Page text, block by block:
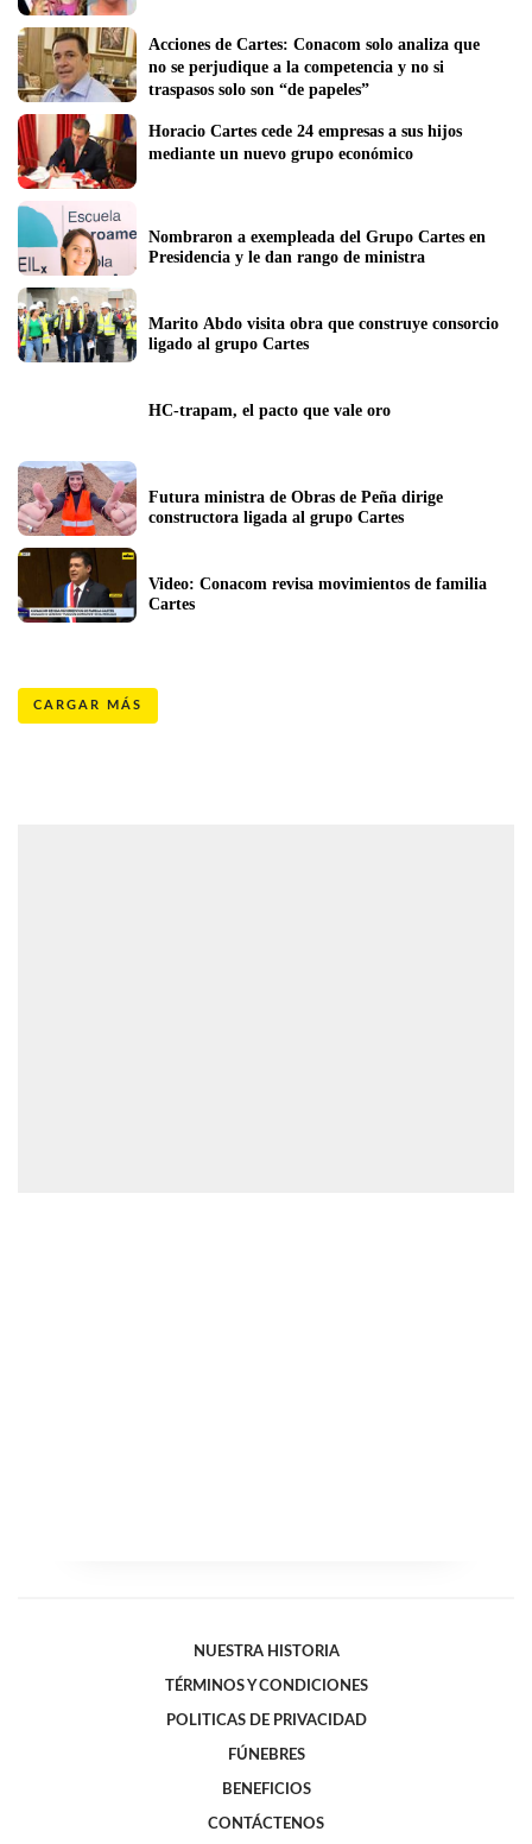
Acciones de Cartes: Conacom solo analiza que
no se perjudique a la competencia y no si
traspasos solo son “de papeles”
Horacio Cartes cede 24 empresas a sus hijos
mediante un nuevo grupo económico
Nombraron a exempleada del Grupo Cartes en
Presidencia y le dan rango de ministra
Marito Abdo visita obra que construye consorcio
HC-trapam, el pacto que vale oro
Futura ministra de Obras de Peña dirige
constructora ligada al grupo Cartes
Video: Conacom revisa movimientos de familia
CARGAR MÁS
NUESTRA HISTORIA
TÉRMINOS Y CONDICIONES
POLITICAS DE PRIVACIDAD
FÚNEBRES
BENEFICIOS
CONTÁCTENOS